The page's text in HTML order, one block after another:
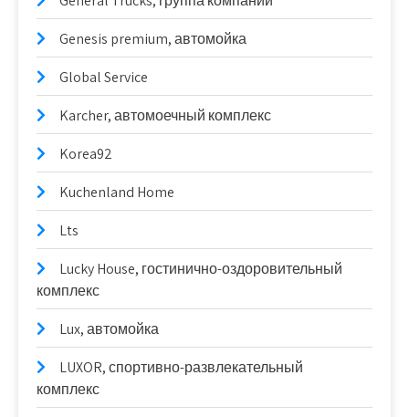
Genesis premium, автомойка
Global Service
Karcher, автомоечный комплекс
Korea92
Kuchenland Home
Lts
Lucky House, гостинично-оздоровительный
комплекс
Lux, автомойка
LUXOR, спортивно-развлекательный
комплекс